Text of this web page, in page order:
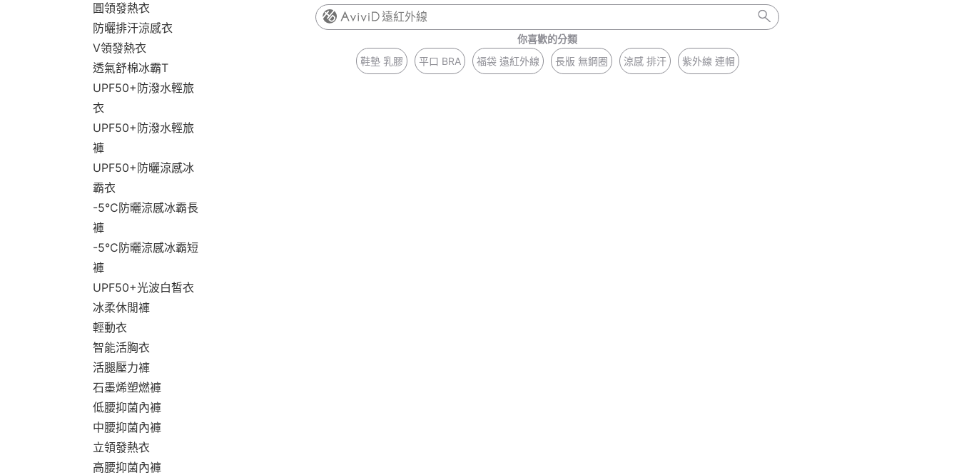
圓領發熱衣
防曬排汗涼感衣
V領發熱衣
透氣舒棉冰霸T
UPF50+防潑水輕旅
衣
UPF50+防潑水輕旅
褲
UPF50+防曬涼感冰
霸衣
-5°C防曬涼感冰霸長
褲
-5°C防曬涼感冰霸短
褲
UPF50+光波白皙衣
冰柔休閒褲
輕動衣
智能活胸衣
活腿壓力褲
石墨烯塑燃褲
低腰抑菌內褲
中腰抑菌內褲
立領發熱衣
高腰抑菌內褲
遠紅外線
你喜歡的分類
鞋墊 乳膠
平口 BRA 福袋 遠紅外線 長版 無鋼圈 涼感 排汗 紫外線 連帽